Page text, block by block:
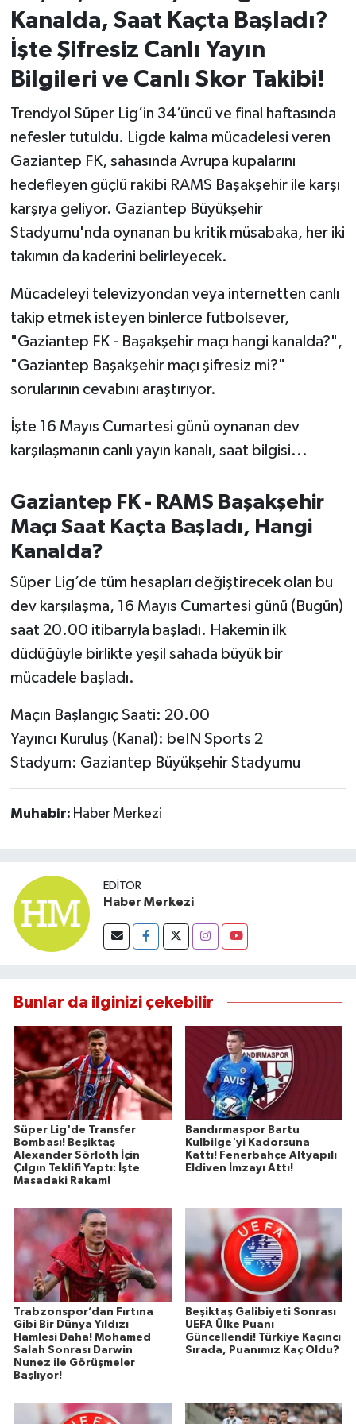
Kanalda, Saat Kaçta Başladı?
İşte Şifresiz Canlı Yayın
Bilgileri ve Canlı Skor Takibi!
Trendyol Süper Lig’in 34’üncü ve final haftasında
nefesler tutuldu. Ligde kalma mücadelesi veren
Gaziantep FK, sahasında Avrupa kupalarını
hedefleyen güçlü rakibi RAMS Başakşehir ile karşı
karşıya geliyor. Gaziantep Büyükşehir
Stadyumu'nda oynanan bu kritik müsabaka, her iki
takımın da kaderini belirleyecek.
Mücadeleyi televizyondan veya internetten canlı
takip etmek isteyen binlerce futbolsever,
"Gaziantep FK - Başakşehir maçı hangi kanalda?",
"Gaziantep Başakşehir maçı şifresiz mi?"
sorularının cevabını araştırıyor.
İşte 16 Mayıs Cumartesi günü oynanan dev
karşılaşmanın canlı yayın kanalı, saat bilgisi...
Gaziantep FK - RAMS Başakşehir
Maçı Saat Kaçta Başladı, Hangi
Kanalda?
Süper Lig’de tüm hesapları değiştirecek olan bu
dev karşılaşma, 16 Mayıs Cumartesi günü (Bugün)
saat 20.00 itibarıyla başladı. Hakemin ilk
düdüğüyle birlikte yeşil sahada büyük bir
mücadele başladı.
Maçın Başlangıç Saati: 20.00
Yayıncı Kuruluş (Kanal): beIN Sports 2
Stadyum: Gaziantep Büyükşehir Stadyumu
Muhabir: Haber Merkezi
EDITÖR
Haber Merkezi
Bunlar da ilginizi çekebilir
Süper Lig'de Transfer
Bombası! Beşiktaş
Alexander Sörloth İçin
Çılgın Teklifi Yaptı: İşte
Masadaki Rakam!
Bandırmaspor Bartu
Kulbilge'yi Kadorsuna
Kattı! Fenerbahçe Altyapılı
Eldiven İmzayı Attı!
Trabzonspor’dan Fırtına
Gibi Bir Dünya Yıldızı
Hamlesi Daha! Mohamed
Salah Sonrası Darwin
Nunez ile Görüşmeler
Başlıyor!
Beşiktaş Galibiyeti Sonrası
UEFA Ülke Puanı
Güncellendi! Türkiye Kaçıncı
Sırada, Puanımız Kaç Oldu?
KENT GÜNDEMİ
Kepsut
KÜLTÜR-SANAT
MANŞET
OLAY
OTOMOTİV
SAĞLIK
SEYAHAT
Sındırgı
SPOR
SÜRMANŞET
Susurluk
TARİHTE BUGÜN
TEKNOLOJİ
TÜRKİYE
VİZYONDAKİLER